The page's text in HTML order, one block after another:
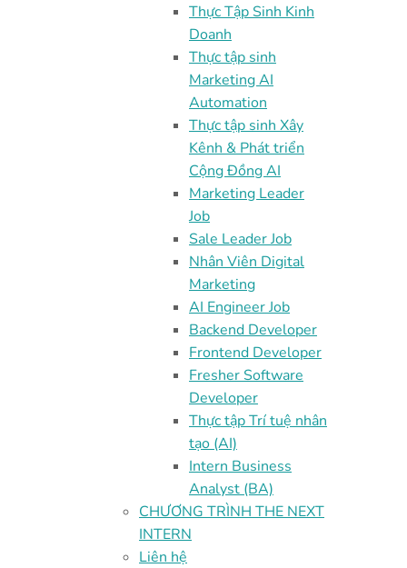
Thực Tập Sinh Kinh
Doanh
Thực tập sinh
Marketing AI
Automation
Thực tập sinh Xây
Kênh & Phát triển
Cộng Đồng AI
Marketing Leader
Job
Sale Leader Job
Nhân Viên Digital
Marketing
AI Engineer Job
Backend Developer
Frontend Developer
Fresher Software
Developer
Thực tập Trí tuệ nhân
tạo (AI)
Intern Business
Analyst (BA)
CHƯƠNG TRÌNH THE NEXT
INTERN
Liên hệ